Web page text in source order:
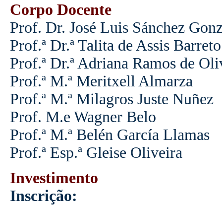
Corpo Docente
Prof. Dr. José Luis Sánchez
Prof.ª Dr.ª Talita de Assis Barreto
Prof.ª Dr.ª Adriana Ramos de
Prof.ª M.ª Meritxell Almarza
Prof.ª M.ª Milagros Juste Nuñez
Prof. M.e Wagner Belo
Prof.ª M.ª Belén García Llamas
Prof.ª Esp.ª Gleise Oliveira
Investimento
Inscrição: